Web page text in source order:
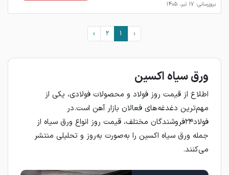
بروزرسانی: 17 تیر، 1405
‹
1
2
›
ورق سیاه اکسین
اطلاع از قیمت روز فولاد و محصولات فولادی، یکی از
مهم‌ترین دغدغه‌های فعالان بازار آهن است.در
فولاد۲۴فروشندگان مختلف، قیمت روز انواع ورق سیاه از
جمله ورق سیاه اکسین را به‌صورت به‌روز و تحلیلی منتشر
می‌کنند.